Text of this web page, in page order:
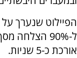
הפיילוט שנערך
ל-90%
אורכת כ-5 שניות.